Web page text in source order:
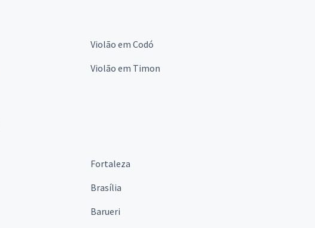
Violão em Codó
Violão em Timon
Fortaleza
Brasília
Barueri